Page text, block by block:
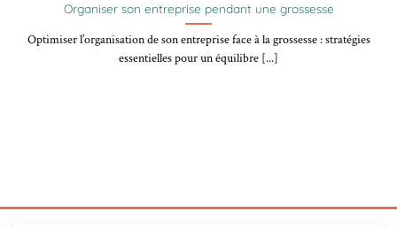
Organiser son entreprise pendant une grossesse
Optimiser l’organisation de son entreprise face à la grossesse : stratégies
essentielles pour un équilibre [...]